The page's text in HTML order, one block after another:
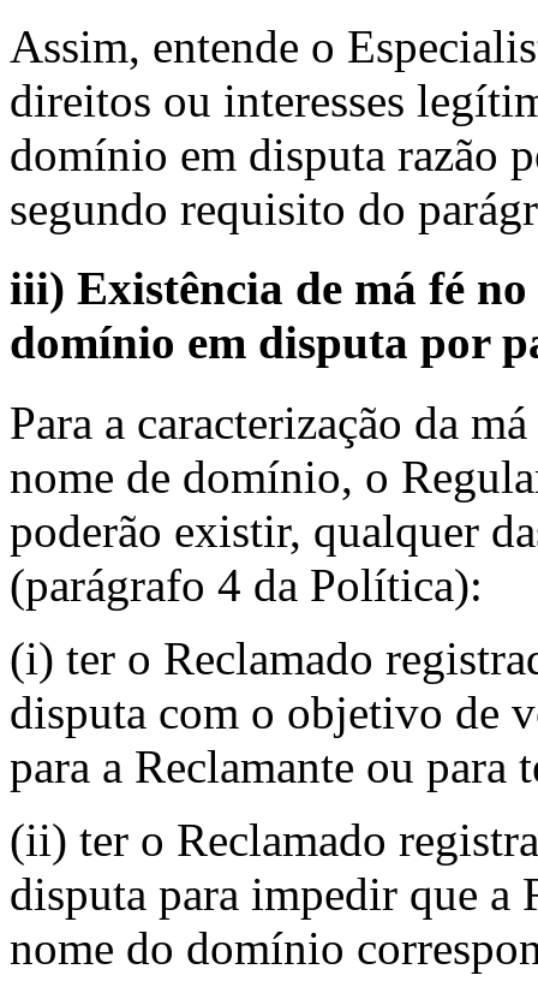
Assim, entende o
direitos ou interesses
domínio em disputa razão
segundo requisito do
iii) Existência de má fé
domínio em disputa por
Para a caracterização da
nome de domínio, o
poderão existir, qualquer
(parágrafo 4 da Política):
(i) ter o Reclamado
disputa com o objetivo de
para a Reclamante ou para
(ii) ter o Reclamado
disputa para impedir que a
nome do domínio